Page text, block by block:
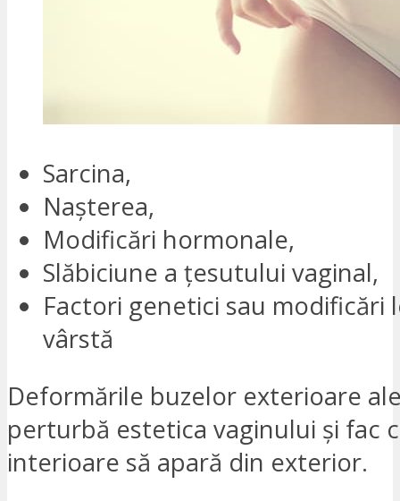
Sarcina,
Nașterea,
Modificări hormonale,
Slăbiciune a țesutului vaginal,
Factori genetici sau modificări
vârstă
Deformările buzelor exterioare
perturbă estetica vaginului și fac
interioare să apară din exterior.